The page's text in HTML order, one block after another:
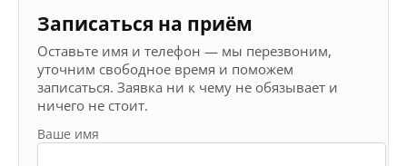
Записаться на приём
Оставьте имя и телефон — мы перезвоним,
уточним свободное время и поможем
записаться. Заявка ни к чему не обязывает и
ничего не стоит.
Ваше имя